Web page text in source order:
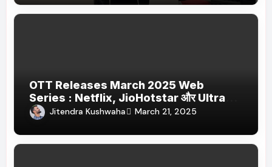
OTT Releases March 2025 Web
Series : Netflix, JioHotstar और Ultra
Jhakaas पर नई वेब सीरीज और फिल्में
Jitendra Kushwaha March 21, 2025